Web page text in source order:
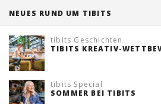
Login
Schweiz (DE)
NEUES RUND UM TIBITS
tibits Geschichten
TIBITS KREATIV-
tibits Special
SOMMER BEI TIBITS